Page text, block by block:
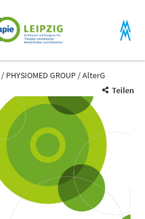
PHYSIOMED GROUP
AlterG
Teilen